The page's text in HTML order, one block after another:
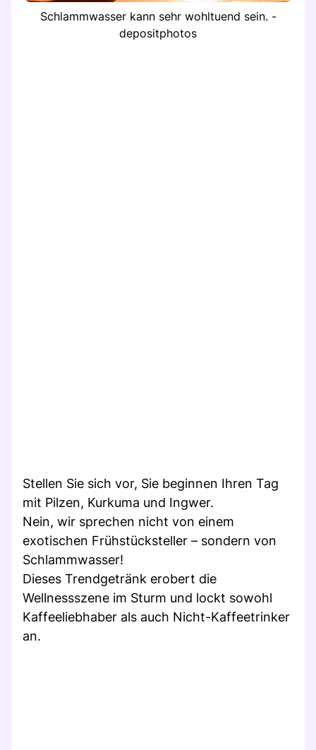
Schlammwasser kann sehr wohltuend sein. -
depositphotos
Stellen Sie sich vor, Sie beginnen Ihren Tag
mit Pilzen, Kurkuma und Ingwer.
Nein, wir sprechen nicht von einem
exotischen Frühstücksteller – sondern von
Schlammwasser!
Dieses Trendgetränk erobert die
Wellnessszene im Sturm und lockt sowohl
Kaffeeliebhaber als auch Nicht-Kaffeetrinker
an.